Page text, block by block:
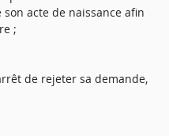
acte de naissance afin
;
de rejeter sa demande,